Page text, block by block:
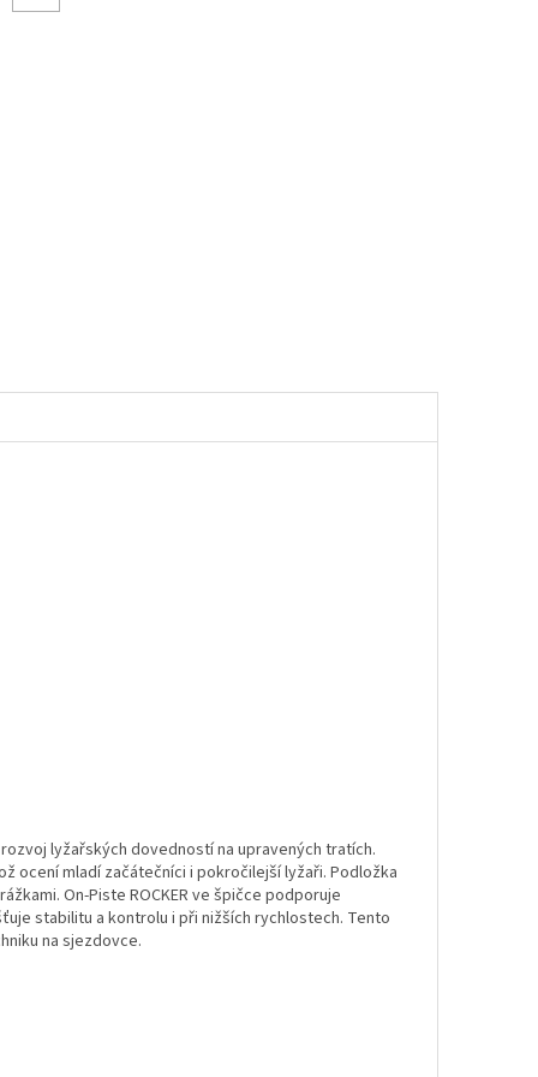
rozvoj lyžařských dovedností na upravených tratích.
ocení mladí začátečníci i pokročilejší lyžaři. Podložka
On-Piste ROCKER ve špičce podporuje
stabilitu a kontrolu i při nižších rychlostech. Tento
na sjezdovce.